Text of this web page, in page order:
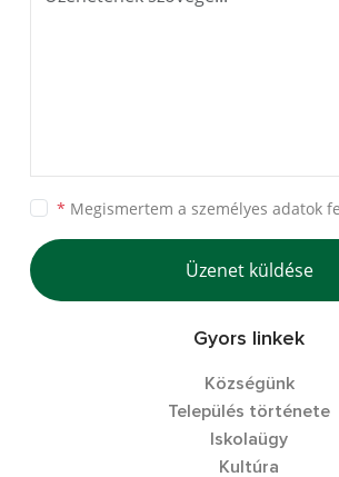
* Megismertem a személyes adatok
Üzenet küldése
Gyors linkek
Községünk
Település története
Iskolaügy
Kultúra